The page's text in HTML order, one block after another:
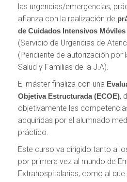
las urgencias/emergencias,
afianza con la realización de
de Cuidados Intensivos Móviles
(Servicio de Urgencias de
(Pendiente de autorización por
Salud y Familias de la J.A).
El máster finaliza con una
Objetiva Estructurada (ECOE),
objetivamente las
adquiridas por el alumnado
práctico.
Este curso va dirigido tanto a
por primera vez al mundo de
Extrahospitalarias, como al